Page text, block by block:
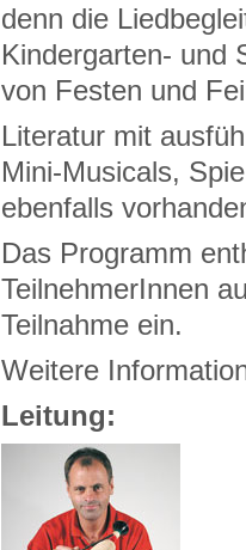
denn die
Kindergarten- und
von Festen und
Literatur mit
Mini-Musicals,
ebenfalls
Das Programm
TeilnehmerInnen
Teilnahme ein.
Weitere
Leitung: